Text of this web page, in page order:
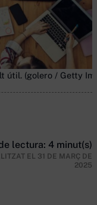
útil. (golero / Getty
lectura: 4 minut(s)
EL 31 DE MARÇ DE
2025